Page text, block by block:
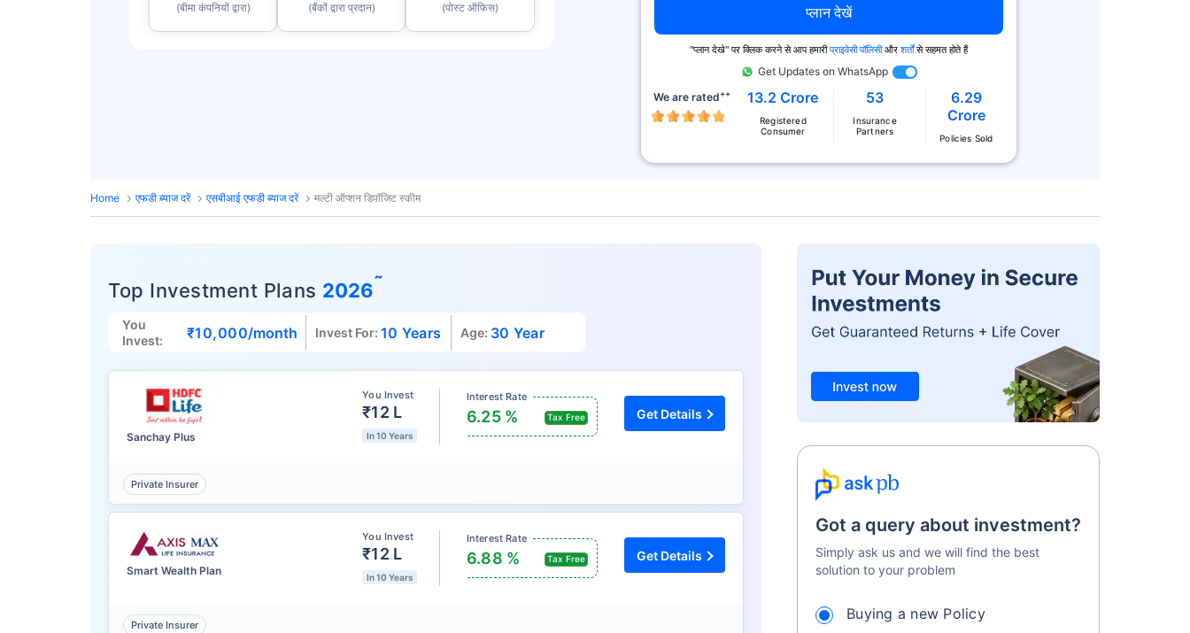
(बीमा कंपनियों द्वारा) (बैंकों द्वारा प्रदान) (पोस्ट ऑफिस) प्लान देखें
''प्लान देखे'' पर क्लिक करने से आप हमारीप्राइवेसी पॉलिसीऔर शर्तोंसे सहमत होते हैं
Get Updates on WhatsApp
We are rated++ 13.2 Crore
Registered
Consumer
53
Insurance
Partners
6.29
Crore
Policies Sold
Home एफडी ब्याज दरें एसबीआई एफडी ब्याज दरें मल्टी ऑप्शन डिपॉजिट स्कीम
Top Investment Plans 2026˜
You
Invest:
₹10,000/month Invest For: 10 Years Age: 30 Year
Sanchay Plus
You Invest
₹12 L
In 10 Years
Interest Rate
Tax Free
6.25 % Get Details
Private Insurer
Smart Wealth Plan
You Invest
₹12 L
In 10 Years
Interest Rate
Tax Free
6.88 % Get Details
Private Insurer
Got a query about investment?
Simply ask us and we will find the best
solution to your problem
Buying a new Policy